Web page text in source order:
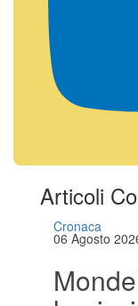
Articoli
Cronaca
06 Agosto